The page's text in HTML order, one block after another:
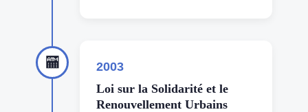
🏧
2003
Loi sur la Solidarité et le
Renouvellement Urbains